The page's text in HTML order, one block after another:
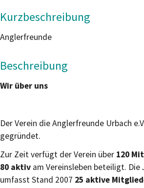
Kurzbeschreibung
Anglerfreunde
Beschreibung
Wir über uns
Der Verein die Anglerfreunde Urbach
gegründet.
Zur Zeit verfügt der Verein über 120
80 aktiv am Vereinsleben beteiligt. Die
umfasst Stand 2007 25 aktive